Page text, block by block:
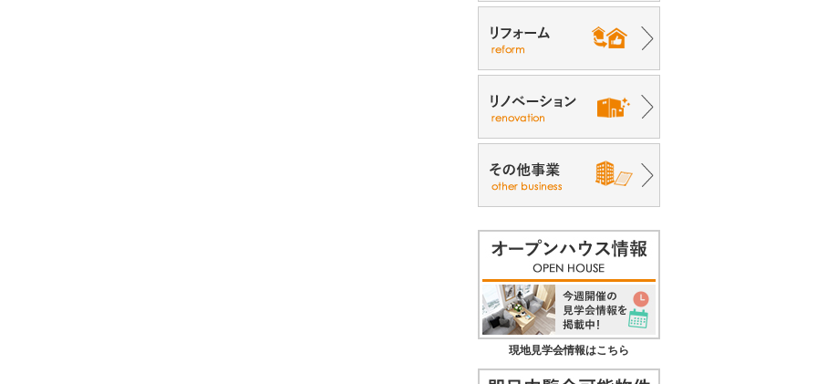
現地見学会情報はこちら